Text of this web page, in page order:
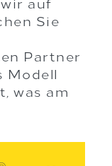
auf
Sie
Partner
Modell
was am